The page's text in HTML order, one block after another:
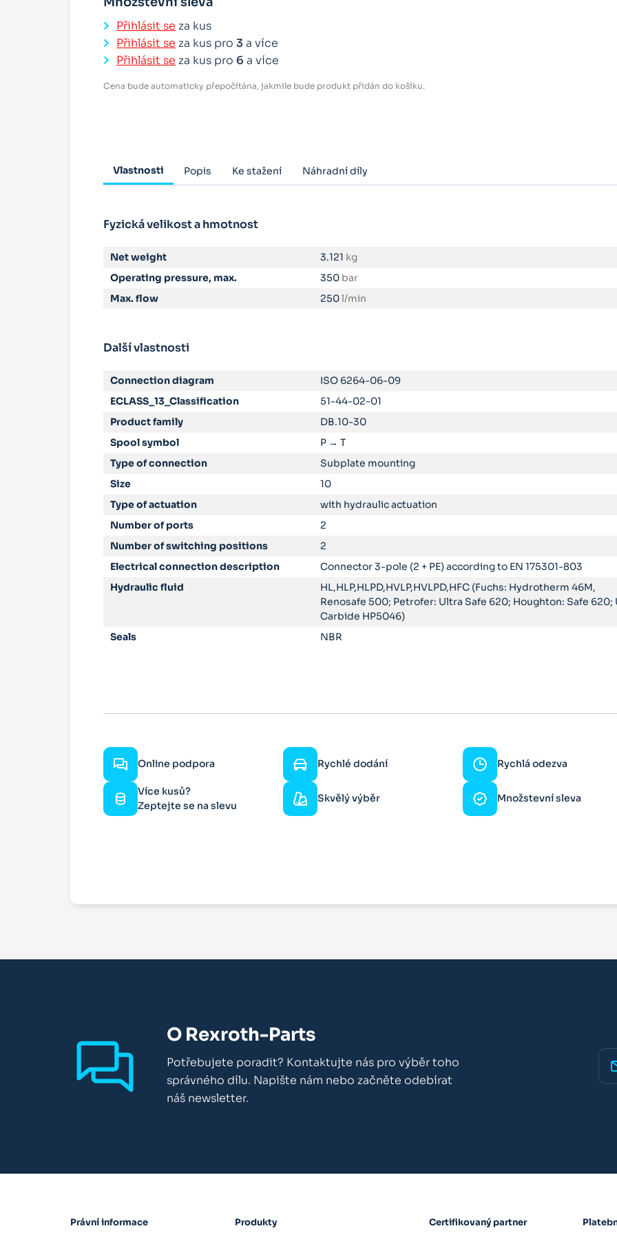
Přihlásit se za kus
Přihlásit se za kus pro3 a více
Přihlásit se za kus pro 6 a více
Cena bude automaticky přepočítána, jakmile bude produkt přidán do košíku.
Vlastnosti Popis Ke stažení Náhradní díly
Fyzická velikost a hmotnost
Net weight 3.121 kg
Operating pressure, max.
350 bar
Max. flow
250l/min
Další vlastnosti
Connection diagram
ISO 6264-06-09
ECLASS_13_Classification
51-44-02-01
Product family
DB.10-30
Spool symbol
P → T
Type of connection
Subplate mounting
Size
10
Type of actuation
with hydraulic actuation
Number of ports
2
Number of switching positions
2
Electrical connection description
Connector 3-pole (2 + PE) according to EN 175301-803
Hydraulic fluid
HL,HLP,HLPD,HVLP,HVLPD,HFC (Fuchs: Hydrotherm 46M,
Renosafe 500; Petrofer: Ultra Safe 620; Houghton: Safe 620;
Carbide HP5046)
Seals
NBR
Online podpora Rychlé dodání Rychlá odezva
Více kusů?
Zeptejte se na slevu
Skvělý výběr Množstevní sleva
O Rexroth-Parts
Potřebujete poradit? Kontaktujte nás pro výběr toho
správného dílu. Napište nám nebo začněte odebírat
náš newsletter.
Právní informace Produkty Certifikovaný partner